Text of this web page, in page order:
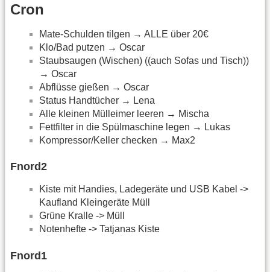
Cron
Mate-Schulden tilgen → ALLE über 20€
Klo/Bad putzen → Oscar
Staubsaugen (Wischen) ((auch Sofas und Tisch))
→ Oscar
Abflüsse gießen → Oscar
Status Handtücher → Lena
Alle kleinen Mülleimer leeren → Mischa
Fettfilter in die Spülmaschine legen → Lukas
Kompressor/Keller checken → Max2
Fnord2
Kiste mit Handies, Ladegeräte und USB Kabel ->
Kaufland Kleingeräte Müll
Grüne Kralle -> Müll
Notenhefte -> Tatjanas Kiste
Fnord1